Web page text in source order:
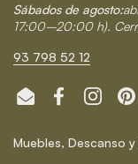
Sábados de agosto:
17:00–20:00 h).
93 798 52 12
Email Facebook
Muebles, Descanso